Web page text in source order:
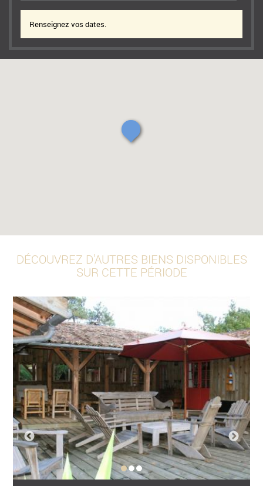
Renseignez vos dates.
DÉCOUVREZ D'AUTRES BIENS DISPONIBLES
SUR CETTE PÉRIODE